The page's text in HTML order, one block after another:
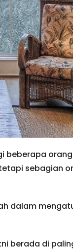
beberapa
sebagian
dalam
berada di